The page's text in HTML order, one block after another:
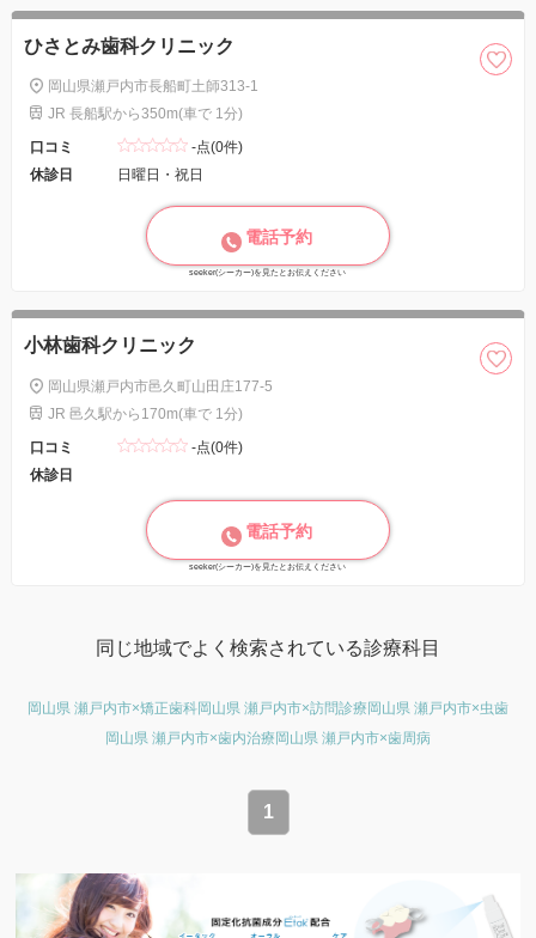
ひさとみ歯科クリニック
岡山県瀬戸内市長船町土師313-1
JR 長船駅から350m(車で 1分)
口コミ
-点(0件)
休診日
日曜日・祝日
電話予約
seeker(シーカー)を見たとお伝えください
小林歯科クリニック
岡山県瀬戸内市邑久町山田庄177-5
JR 邑久駅から170m(車で 1分)
口コミ
-点(0件)
休診日
電話予約
seeker(シーカー)を見たとお伝えください
同じ地域でよく検索されている診療科目
岡山県 瀬戸内市×矯正歯科岡山県 瀬戸内市×訪問診療岡山県 瀬戸内市×虫歯
岡山県 瀬戸内市×歯内治療岡山県 瀬戸内市×歯周病
1